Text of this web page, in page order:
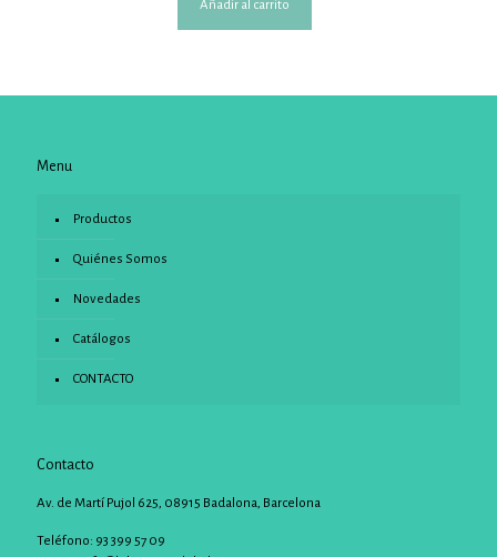
Añadir al carrito
Menu
Productos
Quiénes Somos
Novedades
Catálogos
CONTACTO
Contacto
Av. de Martí Pujol 625, 08915 Badalona, Barcelona
Teléfono: 93 399 57 09